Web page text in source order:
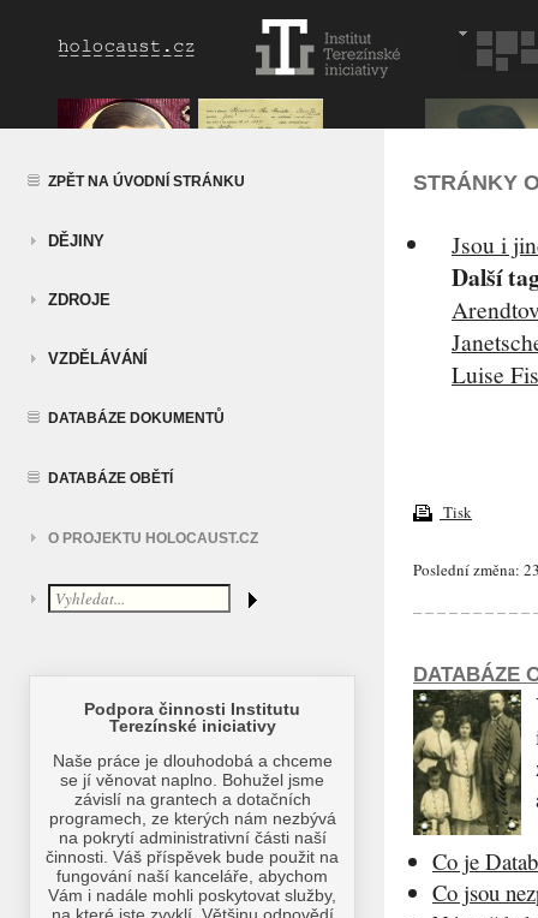
ZPĚT NA ÚVODNÍ STRÁNKU
DĚJINY
ZDROJE
VZDĚLÁVÁNÍ
DATABÁZE DOKUMENTŮ
DATABÁZE OBĚTÍ
O PROJEKTU HOLOCAUST.CZ
STRÁNKY
Jsou i
Další
Luise
Tisk
Poslední změna:
DATABÁZE
Co je
Co jsou